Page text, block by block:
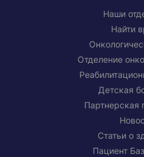
Наши
Найти
Отделение
Детская
Партнерская
Статьи о
Пациент